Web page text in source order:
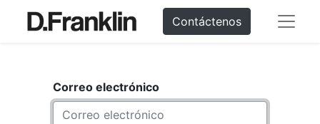
Contáctenos
Correo electrónico